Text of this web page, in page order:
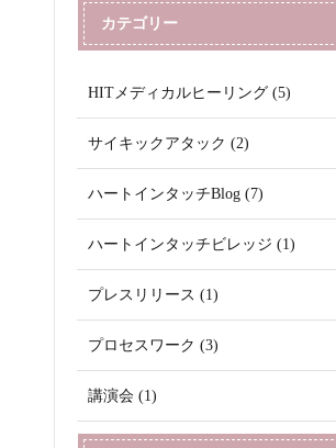
カテゴリー
HITメディカルヒーリング (5)
サイキックアタック (2)
ハートインタッチBlog (7)
ハートインタッチビレッジ (1)
プレスリリース (1)
プロセスワーク (3)
講演会 (1)